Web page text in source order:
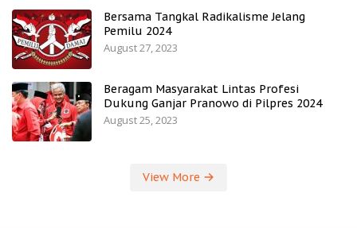
Bersama Tangkal Radikalisme Jelang
Pemilu 2024
August 27, 2023
Beragam Masyarakat Lintas Profesi
Dukung Ganjar Pranowo di Pilpres 2024
August 25, 2023
View More